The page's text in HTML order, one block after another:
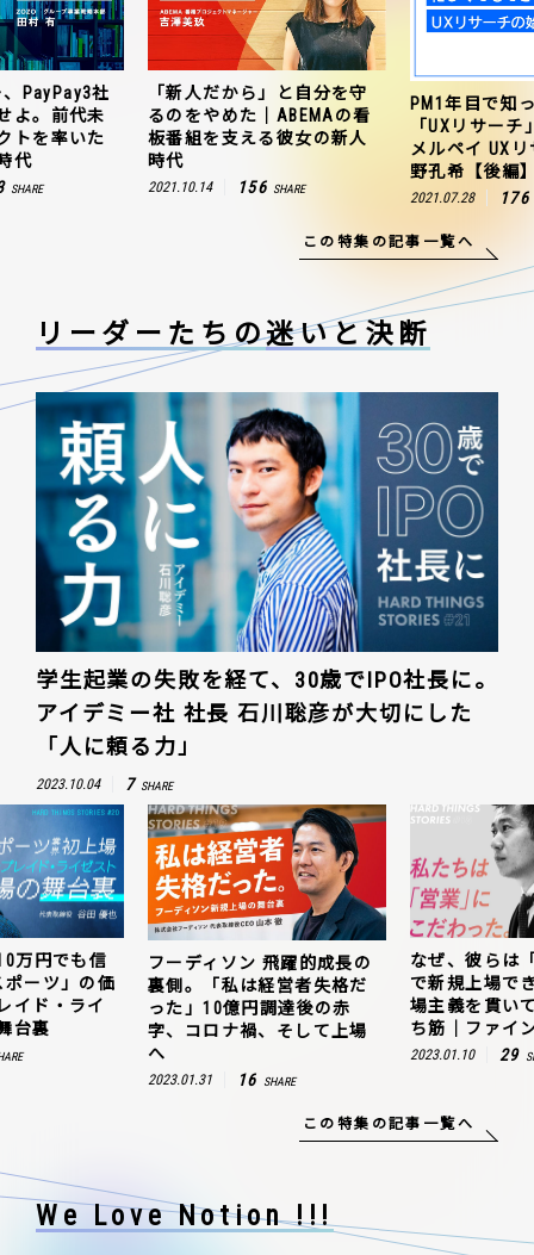
PayPay3社
よ。前代未
トを率いた
代
SHARE
「新人だから」と自分を守
るのをやめた｜ABEMAの看
板番組を支える彼女の新人
時代
2021.10.14 156 SHARE
PM1年目で知
「UXリサー
メルペイ UX
野孔希【後編
2021.07.28 176
この特集の記事一覧へ
リーダーたちの迷いと決断
学生起業の失敗を経て、30歳でIPO社長に。
アイデミー社 社長 石川聡彦が大切にした
「人に頼る力」
2023.10.04 7 SHARE
万円でも信
ーツ」の価
イド・ライ
台裏
フーディソン 飛躍的成長の
裏側。「私は経営者失格だ
った」10億円調達後の赤
字、コロナ禍、そして上場
へ
2023.01.31 16 SHARE
なぜ、彼らは
で新規上場で
場主義を貫い
ち筋｜ファイ
2023.01.10 29
この特集の記事一覧へ
We Love Notion !!!